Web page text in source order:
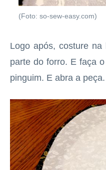
(Foto: so-sew-easy.com)
Logo após, costure
parte do forro. E faça
pinguim. E abra a peça.